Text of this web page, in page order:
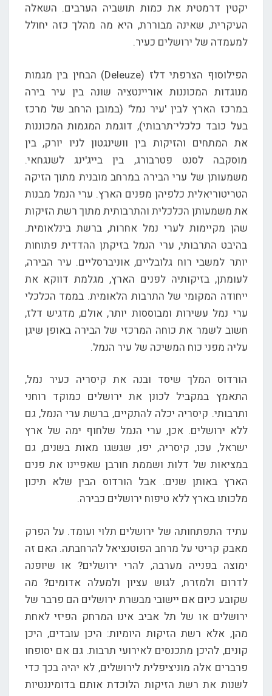
יקטין דרמטית את כמות תושביה הערבים. השאלה
העיקרית, שאינה מבוררת, היא מה מהלך כזה יחולל
למעמדה של ירושלים כעיר.
הפילוסוף הצרפתי דלז (Deleuze) הבחין בין מגמות
מנוגדות המכוננות אוריינטציה שונה בין עיר בירה
במרכז הארץ לבין 'עיר נמל' (במובן הרחב של מרכז
בעל כובד כלכלי־תרבותי), דוגמת המגמות המכוננות
את המתחים והזיקות בין וושינגטון לניו יורק, בין
מוסקבה לסנט פטרבורג, בין בייג'ינג לשנגחאי.
משמעותן של ערי הבירה במרחב מובנית מתוך הזיקה
הטריטוריאלית כלפיהן מפנים הארץ. ערי הנמל מבנות
את משמעותן הכלכלית והתרבותית מתוך רשת הזיקות
שהן מקיימות לערי נמל אחרות, ברשת בינלאומית.
בהיבט התרבותי, ערי הנמל בזיקתן ההדדית פתוחות
יותר למשבי רוח גלובליים, אוניברסליים. עיר הבירה,
לעומתן, בזיקותיה לפנים הארץ, מגלמת דווקא את
ייחודה המקומי של התרבות הלאומית. בממד הכלכלי
ערי נמל עשירות ומבוססות יותר, אולם, מדגיש דלז,
חשוב לשמר את כוחה המרכזי של הבירה באופן שיגן
עליה מפני כוח המשיכה של עיר הנמל.
הורדוס המלך שיסד ובנה את קיסריה כעיר נמל,
התאמץ במקביל לכונן את ירושלים כמוקד רוחני
ותרבותי. קיסריה יכלה להתקיים, ברשת ערי הנמל, גם
ללא ירושלים. אכן, ערי הנמל שלחוף ימה של ארץ
ישראל, עכו, קיסריה, יפו, שגשגו מאות בשנים, גם
במציאות של דלות ושממת חורבן שאפיינו את פנים
הארץ באותן שנים. אבל הורדוס הבין שלא תיכון
מלכותו בארץ ללא טיפוח ירושלים כבירה.
עתיד התפתחותה של ירושלים תלוי ועומד. על הפרק
מאבק קריטי על מרחב הפוטנציאל להרחבתה. האם זה
ימוצה בפנייה מערבה, להרי ירושלים? או שיופנה
לדרום ולמזרח, לגוש עציון ולמעלה אדומים? מה
שקובע כיום אם יישובי מבשרת ירושלים הם פרבר של
ירושלים או של תל אביב אינו המרחק הפיזי לאחת
מהן, אלא רשת הזיקות היומיות: היכן עובדים, היכן
קונים, להיכן מתכנסים לאירועי תרבות. גם אם יסופחו
פרברים אלה מוניציפלית לירושלים, לא יהיה בכך כדי
לשנות את רשת הזיקות הלוכדת אותם בדומיננטיות